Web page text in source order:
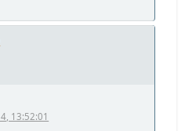
13:52:01